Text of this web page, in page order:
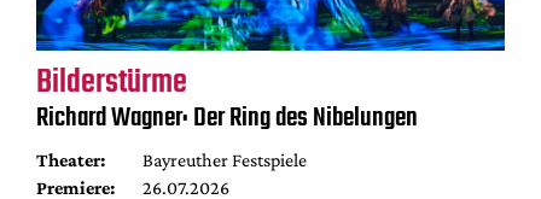
Bilderstürme
Richard Wagner: Der Ring des Nibelungen
Theater:
Bayreuther Festspiele
Premiere:
26.07.2026